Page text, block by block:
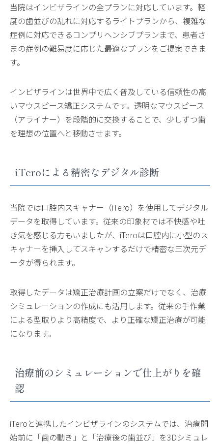
当院はインビザラインの全プランに対応しています。軽
度の歯並びの乱れに対応するライトプランから、複雑な
症例に対応できるコンプリヘンシブプランまで、患者さ
まの症例の難易度に応じた最適なプランをご提案できま
す。
インビザラインは世界中で広く普及している信頼性の高
いマウスピース矯正システムです。透明なマウスピース
（アライナー）を段階的に交換することで、少しずつ歯
を理想の位置へと移動させます。
iTeroによる精密なデジタル診断
当院では口腔内スキャナー（iTero）を使用してデジタル
データを取得しています。従来の印象材では不快感や吐
き気を感じる方もいましたが、iTeroは口腔内に小型のス
キャナーを挿入してスキャンするだけで精密な三次元デ
ータが得られます。
取得したデータは矯正治療計画の立案だけでなく、治療
シミュレーションの作成にも活用します。従来の手作業
による型取りより高精度で、より正確な矯正治療が可能
になります。
治療前のシミュレーションで仕上がりを確
認
iTeroと連携したインビザラインのシステムでは、治療開
始前に「歯の動き」と「治療後の歯並び」を3Dシミュレ